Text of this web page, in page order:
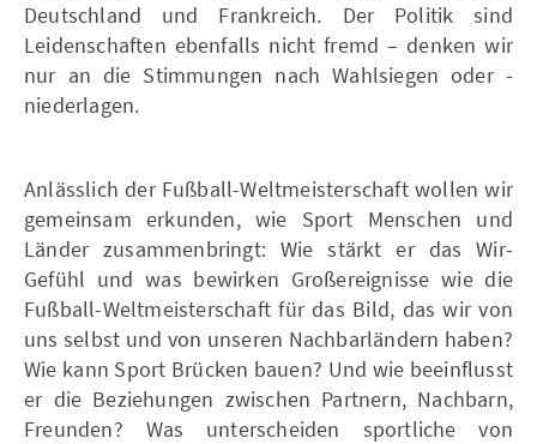
Deutschland und Frankreich. Der Politik sind
Leidenschaften ebenfalls nicht fremd – denken wir
nur an die Stimmungen nach Wahlsiegen oder -
niederlagen.
Anlässlich der Fußball-Weltmeisterschaft wollen wir
gemeinsam erkunden, wie Sport Menschen und
Länder zusammenbringt: Wie stärkt er das Wir-
Gefühl und was bewirken Großereignisse wie die
Fußball-Weltmeisterschaft für das Bild, das wir von
uns selbst und von unseren Nachbarländern haben?
Wie kann Sport Brücken bauen? Und wie beeinflusst
er die Beziehungen zwischen Partnern, Nachbarn,
Freunden? Was unterscheiden sportliche von